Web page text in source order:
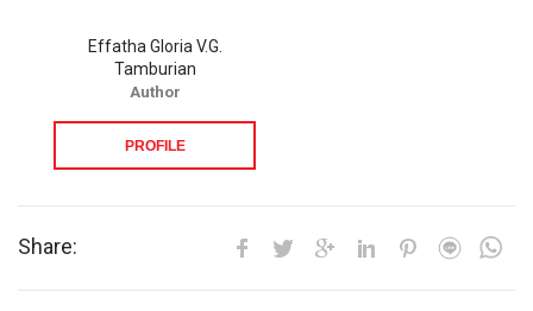
Effatha Gloria V.G.
Tamburian
Author
PROFILE
Share: